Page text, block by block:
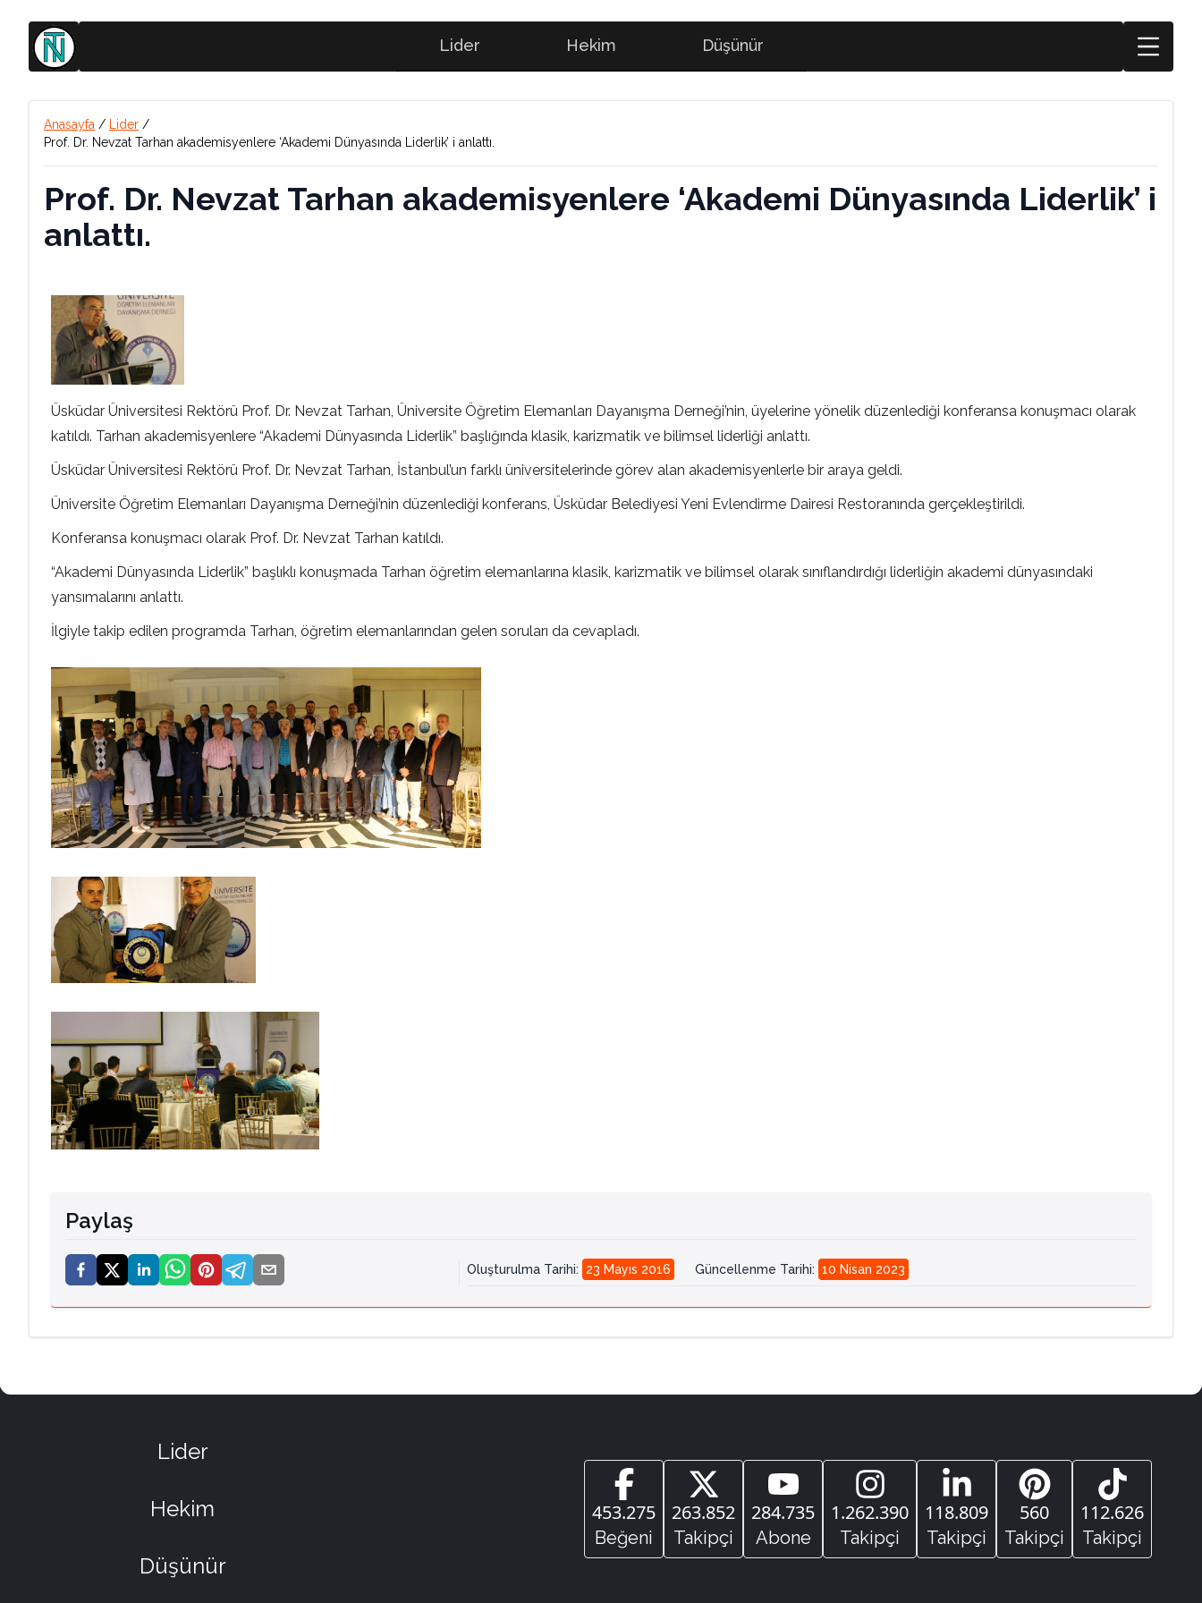
Lider Hekim Düşünür
Anasayfa / Lider /
Prof. Dr. Nevzat Tarhan akademisyenlere ‘Akademi Dünyasında Liderlik’ i anlattı.
Prof. Dr. Nevzat Tarhan akademisyenlere ‘Akademi Dünyasında Liderlik’ i
anlattı.
Üsküdar Üniversitesi Rektörü Prof. Dr. Nevzat Tarhan, Üniversite Öğretim Elemanları Dayanışma Derneği’nin, üyelerine yönelik düzenlediği konferansa konuşmacı olarak
katıldı. Tarhan akademisyenlere “Akademi Dünyasında Liderlik” başlığında klasik, karizmatik ve bilimsel liderliği anlattı.
Üsküdar Üniversitesi Rektörü Prof. Dr. Nevzat Tarhan, İstanbul’un farklı üniversitelerinde görev alan akademisyenlerle bir araya geldi.
Üniversite Öğretim Elemanları Dayanışma Derneği’nin düzenlediği konferans, Üsküdar Belediyesi Yeni Evlendirme Dairesi Restoranında gerçekleştirildi.
Konferansa konuşmacı olarak Prof. Dr. Nevzat Tarhan katıldı.
“Akademi Dünyasında Liderlik” başlıklı konuşmada Tarhan öğretim elemanlarına klasik, karizmatik ve bilimsel olarak sınıflandırdığı liderliğin akademi dünyasındaki
yansımalarını anlattı.
İlgiyle takip edilen programda Tarhan, öğretim elemanlarından gelen soruları da cevapladı.
Paylaş
Oluşturulma Tarihi: 23 Mayıs 2016 Güncellenme Tarihi: 10 Nisan 2023
Lider
Hekim
Düşünür
453.275
Beğeni
263.852
Takipçi
284.735
Abone
1.262.390
Takipçi
118.809
Takipçi
560
Takipçi
112.626
Takipçi